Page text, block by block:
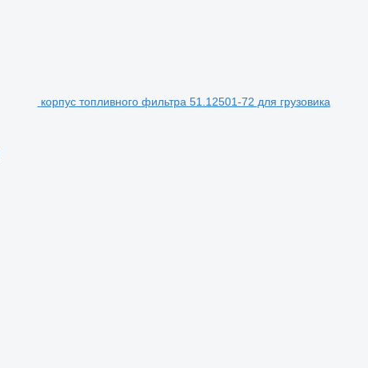
корпус топливного фильтра 51.12501-72 для грузовика